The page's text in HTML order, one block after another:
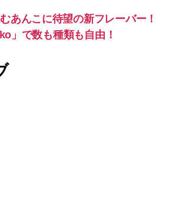
あんこに待望の新フレーバー！
」で数も種類も自由！